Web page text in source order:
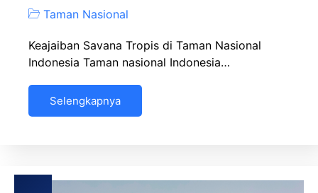
Taman Nasional
Keajaiban Savana Tropis di Taman Nasional
Indonesia Taman nasional Indonesia…
Selengkapnya